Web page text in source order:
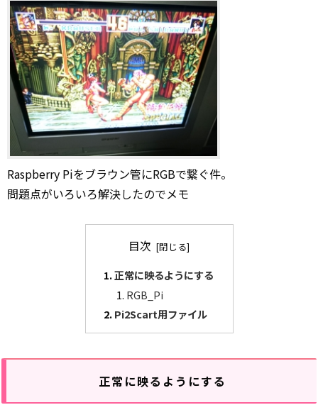
Raspberry Piをブラウン管にRGBで繋ぐ件。
問題点がいろいろ解決したのでメモ
目次
正常に映るようにする
RGB_Pi
Pi2Scart用ファイル
正常に映るようにする